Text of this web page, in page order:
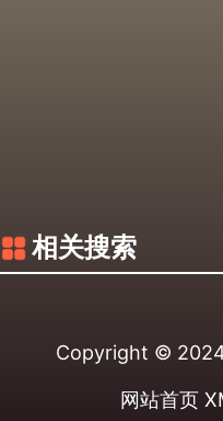
相关搜索
Copyright ©
网站首页